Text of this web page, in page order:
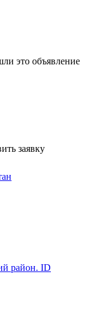
это объявление
заявку
район. ID